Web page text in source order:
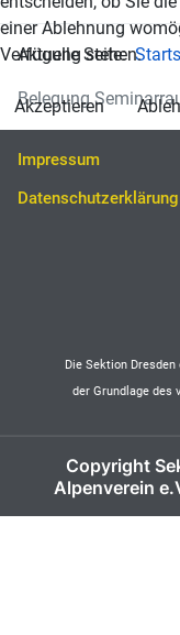
Aktuelle Seite:
Belegung
Impressum
Datenschutzerklärung
Die Sektion
der Grundlage des
Copyright
Alpenverein
einer Ablehnung
Verfügung stehen.
Akzeptieren